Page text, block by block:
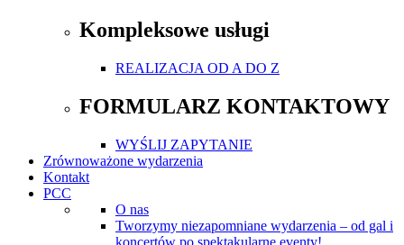
Kompleksowe usługi
REALIZACJA OD A DO Z
FORMULARZ KONTAKTOWY
WYŚLIJ ZAPYTANIE
Zrównoważone wydarzenia
Kontakt
PCC
O nas
Tworzymy niezapomniane wydarzenia – od gal i
koncertów po spektakularne eventy!